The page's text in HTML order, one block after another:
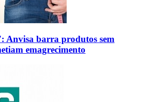
Anvisa barra produtos sem
emagrecimento